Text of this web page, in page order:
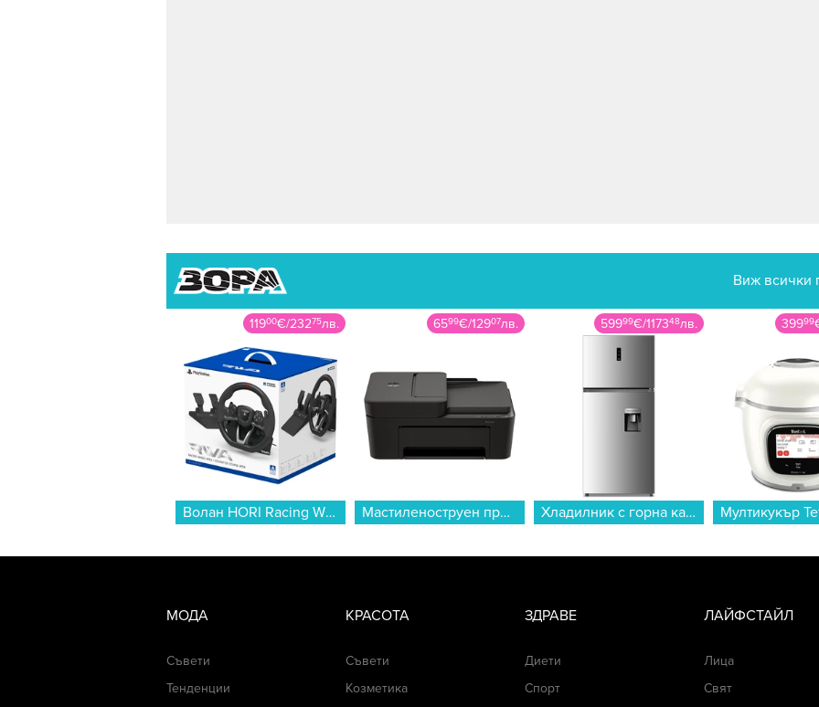
Виж всички
11900€/23275лв.
Волан HORI Racing Wheel Apex PS5 & PC...
6599€/12907лв.
Мастиленоструен принтер HP DESKJET 4320 A24HMB 3 IN 1 , Мастиленоструйна...
59999€/117348лв.
Хладилник с горна камера Crown CFN500WDX , 479 l, E , No Frost , Инокс...
39999
МОДА
Съвети
Тенденции
КРАСОТА
Съвети
Козметика
ЗДРАВЕ
Диети
Спорт
ЛАЙФСТАЙЛ
Лица
Свят